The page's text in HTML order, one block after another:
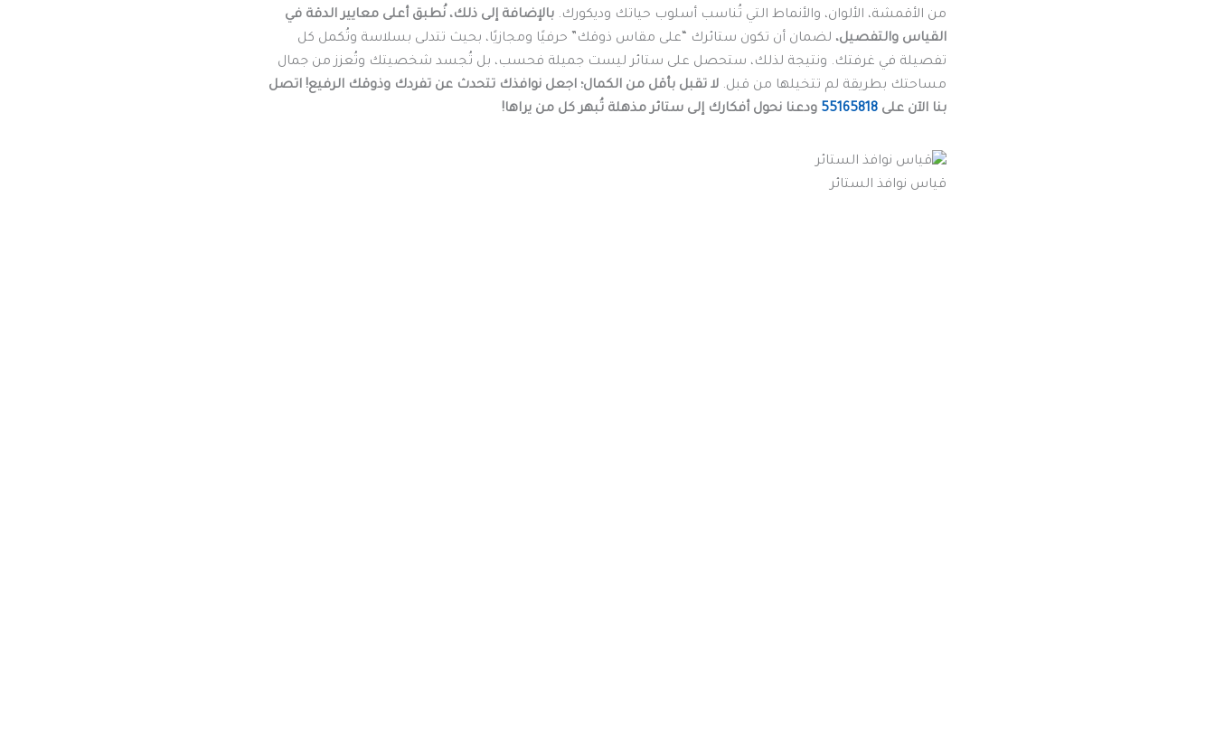
من الأقمشة، الألوان، والأنماط التي تُناسب أسلوب حياتك وديكورك. بالإضافة إلى ذلك، نُطبق أعلى معايير الدقة في
القياس والتفصيل، لضمان أن تكون ستائرك “على مقاس ذوقك” حرفيًا ومجازيًا، بحيث تتدلى بسلاسة وتُكمل كل
تفصيلة في غرفتك. ونتيجة لذلك، ستحصل على ستائر ليست جميلة فحسب، بل تُجسد شخصيتك وتُعزز من جمال
مساحتك بطريقة لم تتخيلها من قبل. لا تقبل بأقل من الكمال؛ اجعل نوافذك تتحدث عن تفردك وذوقك الرفيع! اتصل
بنا الآن على 55165818 ودعنا نحول أفكارك إلى ستائر مذهلة تُبهر كل من يراها!
قياس نوافذ الستائر